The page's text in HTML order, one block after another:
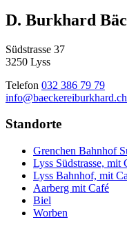
D. Burkhard
Südstrasse 37
3250 Lyss
Telefon 032 386 79 79
info@baeckereiburkhard.ch
Standorte
Grenchen Bahnhof
Lyss Südstrasse,
Lyss Bahnhof, mit
Aarberg mit Café
Biel
Worben